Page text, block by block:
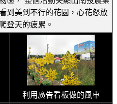
到美到不行的花園，心花怒放
登天的疲累。
利用廣告看板做的風車